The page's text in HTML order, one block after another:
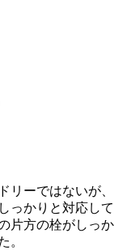
リーではないが、
っかりと対応して
片方の栓がしっか
。